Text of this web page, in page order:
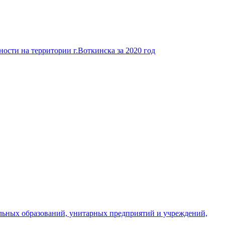
на территории г.Воткинска за 2020 год
образований, унитарных предприятий и учреждений,